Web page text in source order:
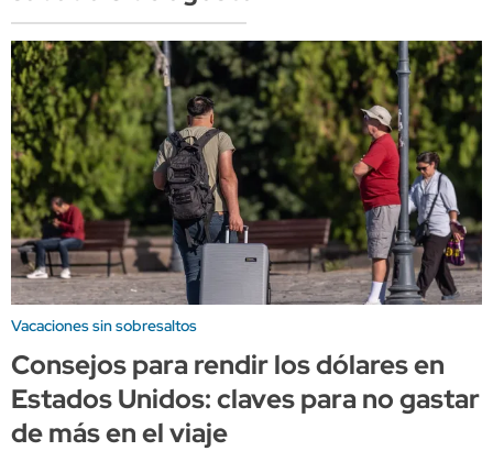
Vacaciones sin sobresaltos
Consejos para rendir los dólares en
Estados Unidos: claves para no gastar
de más en el viaje